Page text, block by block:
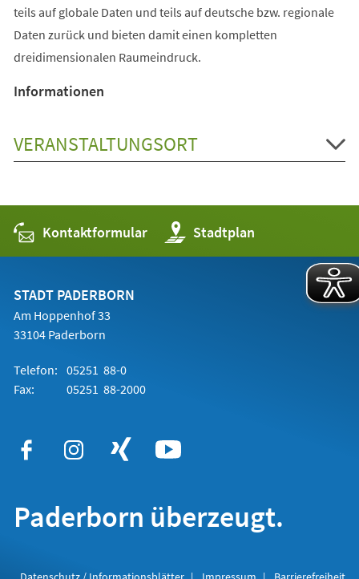
teils auf globale Daten und teils auf deutsche bzw. regionale
Daten zurück und bieten damit einen kompletten
dreidimensionalen Raumeindruck.
Informationen
VERANSTALTUNGSORT
Kontaktformular Stadtplan
(Öffnet
in
einem
STADT PADERBORN
Am Hoppenhof 33
33104 Paderborn
Telefon: 05251 88-0
Fax:
05251 88-2000
Paderborn überzeugt.